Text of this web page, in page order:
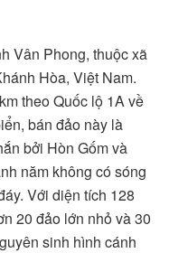
Vân Phong, thuộc xã
Hòa, Việt Nam.
theo Quốc lộ 1A về
bán đảo này là
bởi Hòn Gốm và
năm không có sóng
Với diện tích 128
20 đảo lớn nhỏ và 30
sinh hình cánh